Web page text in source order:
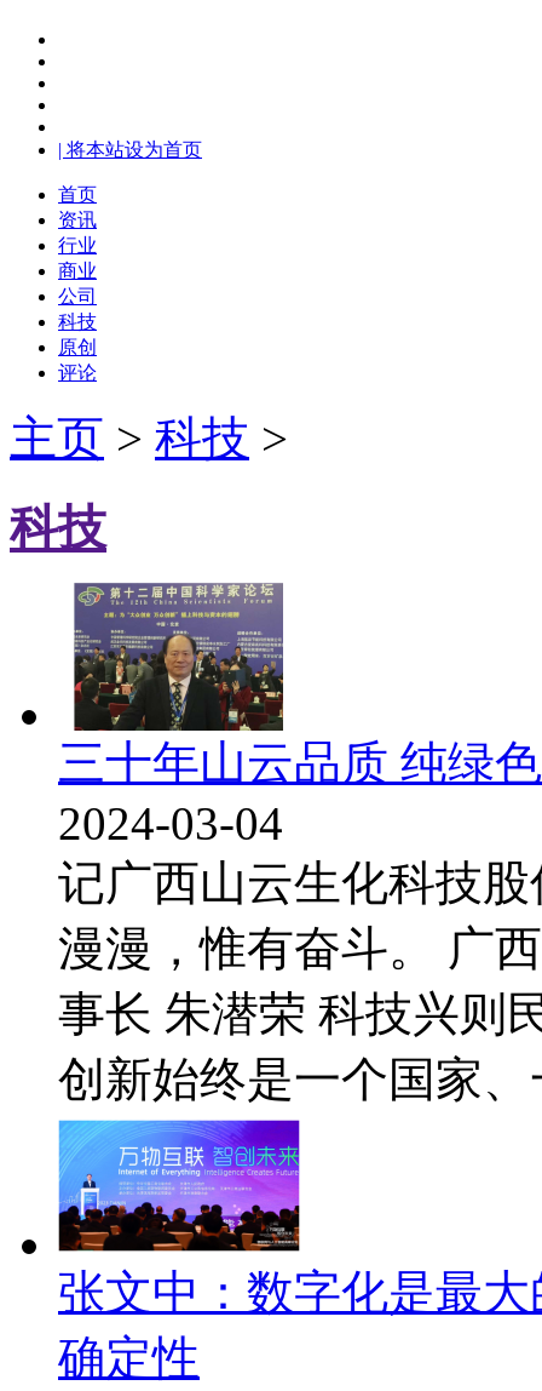
| 将本站设为首页
首页
资讯
行业
商业
公司
科技
原创
评论
主页 > 科技 >
科技
三十年山云品质 纯绿
2024-03-04
记广西山云生化科技
漫漫，惟有奋斗。 广
事长 朱潜荣 科技兴则
创新始终是一个国家、
张文中：数字化是最
确定性